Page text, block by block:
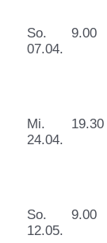
So.
07.04.
9.00
Mi.
24.04.
19.30
So.
12.05.
9.00